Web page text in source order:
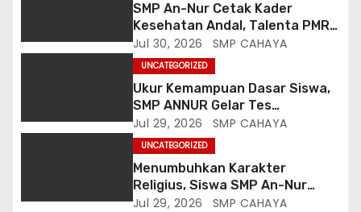
SMP An-Nur Cetak Kader
Kesehatan Andal, Talenta PMR
Putri Serap Ilmu Penyakit dan
Sanitasi dari Mahasiswa
Poltekkes Malang
Jul 30, 2026 SMP CAHAYA
UNCATEGORIZED
Ukur Kemampuan Dasar Siswa,
SMP ANNUR Gelar Tes
Matrikulasi Matematika
Berbasis Gaya Belajar
Jul 29, 2026 SMP CAHAYA
UNCATEGORIZED
Menumbuhkan Karakter
Religius, Siswa SMP An-Nur
Biasakan Salat Dhuha di Sela
Jul 29, 2026 SMP CAHAYA